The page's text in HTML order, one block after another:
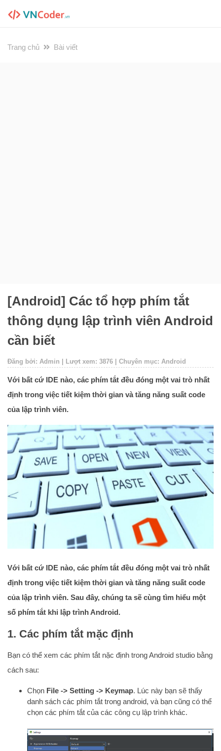
Trang chủ Bài viết
[Android] Các tổ hợp phím tắt
thông dụng lập trình viên Android
cần biết
Đăng bởi: Admin | Lượt xem: 3876 | Chuyên mục: Android
Với bất cứ IDE nào, các phím tắt đều đóng một vai trò nhất
định trong việc tiết kiệm thời gian và tăng năng suất code
của lập trình viên.
Với bất cứ IDE nào, các phím tắt đều đóng một vai trò nhất
định trong việc tiết kiệm thời gian và tăng năng suất code
của lập trình viên. Sau đây, chúng ta sẽ cùng tìm hiểu một
số phím tắt khi lập trình Android.
1. Các phím tắt mặc định
Bạn có thể xem các phím tắt nặc định trong Android studio bằng
cách sau:
Chọn File -> Setting -> Keymap. Lúc này bạn sẽ thấy
danh sách các phím tắt trong android, và bạn cũng có thể
chọn các phím tắt của các công cụ lập trình khác.